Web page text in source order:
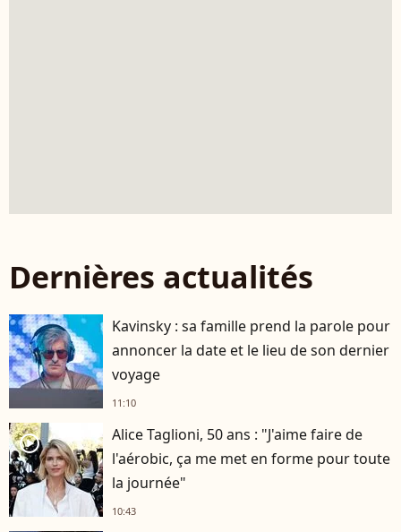
Dernières actualités
Kavinsky : sa famille prend la parole pour
annoncer la date et le lieu de son dernier
voyage
11:10
player2
Alice Taglioni, 50 ans : "J'aime faire de
l'aérobic, ça me met en forme pour toute
la journée"
10:43